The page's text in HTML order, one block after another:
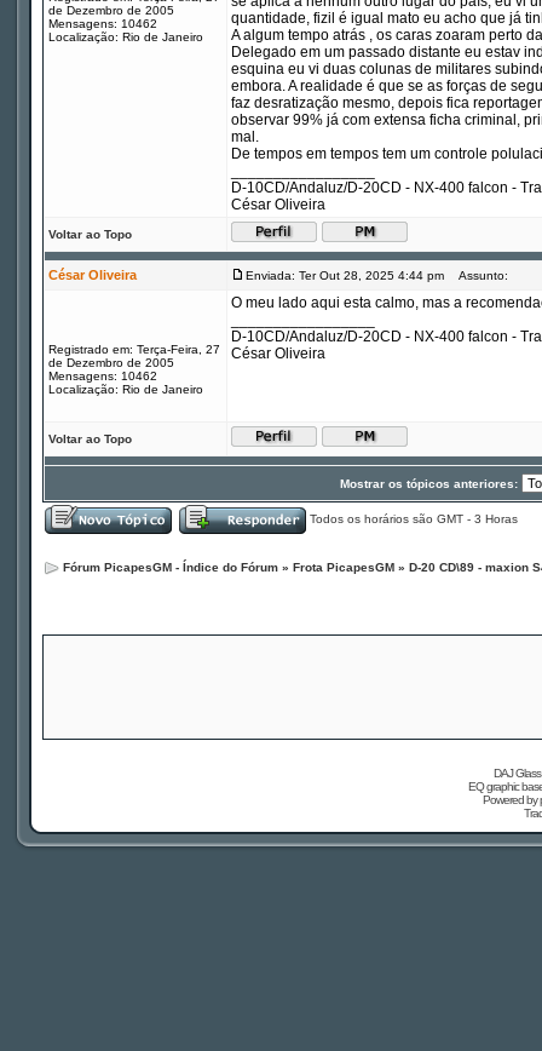
de Dezembro de 2005
Mensagens: 10462
Localização: Rio de Janeiro
quantidade, fizil é igual mato eu acho que já
A algum tempo atrás , os caras zoaram perto
Delegado em um passado distante eu estav
esquina eu vi duas colunas de militares
embora. A realidade é que se as forças de
faz desratização mesmo, depois fica
observar 99% já com extensa ficha criminal,
mal.
De tempos em tempos tem um controle
D-10CD/Andaluz/D-20CD - NX-400 falcon -
César Oliveira
Voltar ao Topo
César Oliveira Enviada: Ter Out 28, 2025 4:44 pm Assunto:
Registrado em: Terça-Feira, 27
de Dezembro de 2005
Mensagens: 10462
Localização: Rio de Janeiro
O meu lado aqui esta calmo, mas a
D-10CD/Andaluz/D-20CD - NX-400 falcon -
César Oliveira
Voltar ao Topo
Mostrar os tópicos anteriores:
Todos os horários são GMT - 3 Horas
Fórum PicapesGM - Índice do Fórum » Frota PicapesGM » D-20 CD\89 - maxion
DAJ
EQ graphic
Powered by